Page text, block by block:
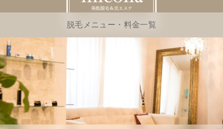
脱毛メニュー・料金一覧